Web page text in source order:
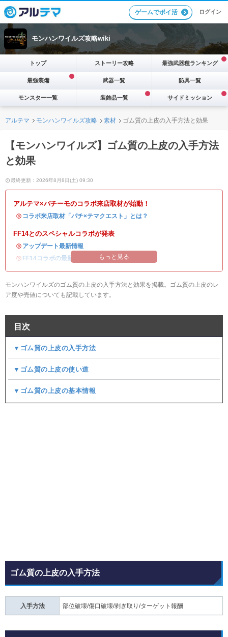
ゲームでポイ活 ログイン
モンハンワイルズ攻略wiki
トップ ストーリー攻略 最強武器種ランキング
最強装備 武器一覧 防具一覧
モンスター一覧 装飾品一覧 サイドミッション
アルテマ モンハンワイルズ攻略 素材 ゴム質の上皮の入手方法と効果
【モンハンワイルズ】ゴム質の上皮の入手方法
と効果
最終更新：2026年8月8日(土) 09:30
アルテマ×パチーモのコラボ来店取材が始動！
・ コラボ来店取材「パチ×テマクエスト」とは？
FF14とのスペシャルコラボが発表
・ アップデート最新情報
・ FF14コラボの最新情報 オメガ・プラネテス攻略
もっと見る
モンハンワイルズのゴム質の上皮の入手方法と効果を掲載。ゴム質の上皮のレ
ア度や売値についても記載しています。
目次
▼ゴム質の上皮の入手方法
▼ゴム質の上皮の使い道
▼ゴム質の上皮の基本情報
ゴム質の上皮の入手方法
入手方法 部位破壊/傷口破壊/剥ぎ取り/ターゲット報酬